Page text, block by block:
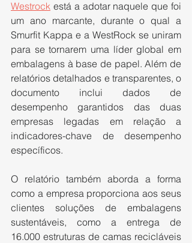
Westrock está a adotar naquele que foi
um ano marcante, durante o qual a
Smurfit Kappa e a WestRock se uniram
para se tornarem uma líder global em
embalagens à base de papel. Além de
relatórios detalhados e transparentes, o
documento inclui dados de
desempenho garantidos das duas
empresas legadas em relação a
indicadores-chave de desempenho
específicos.
O relatório também aborda a forma
como a empresa proporciona aos seus
clientes soluções de embalagens
sustentáveis, como a entrega de
16.000 estruturas de camas recicláveis